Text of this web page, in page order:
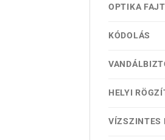
OPTIKA
KÓDOLÁS
HELYI
VÍZSZINTES